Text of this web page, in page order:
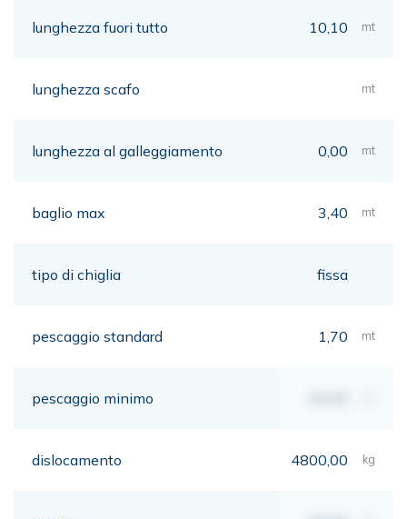
lunghezza fuori tutto 10,10 mt
lunghezza scafo mt
lunghezza al galleggiamento 0,00 mt
baglio max 3,40 mt
tipo di chiglia fissa
pescaggio standard 1,70 mt
pescaggio minimo
dislocamento 4800,00 kg